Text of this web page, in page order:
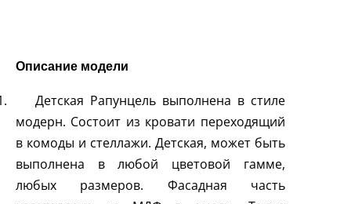
Описание модели
Детская Рапунцель выполнена в стиле
модерн. Состоит из кровати переходящий
в комоды и стеллажи. Детская, может быть
выполнена в любой цветовой гамме,
любых размеров. Фасадная часть